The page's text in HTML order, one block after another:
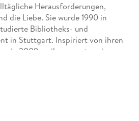
Herausforderungen,
die Liebe. Sie wurde 1990 in
Bibliotheks- und
in Stuttgart. Inspiriert von ihren
sie 2009 an ihrem ersten eigenen
ähnelt.